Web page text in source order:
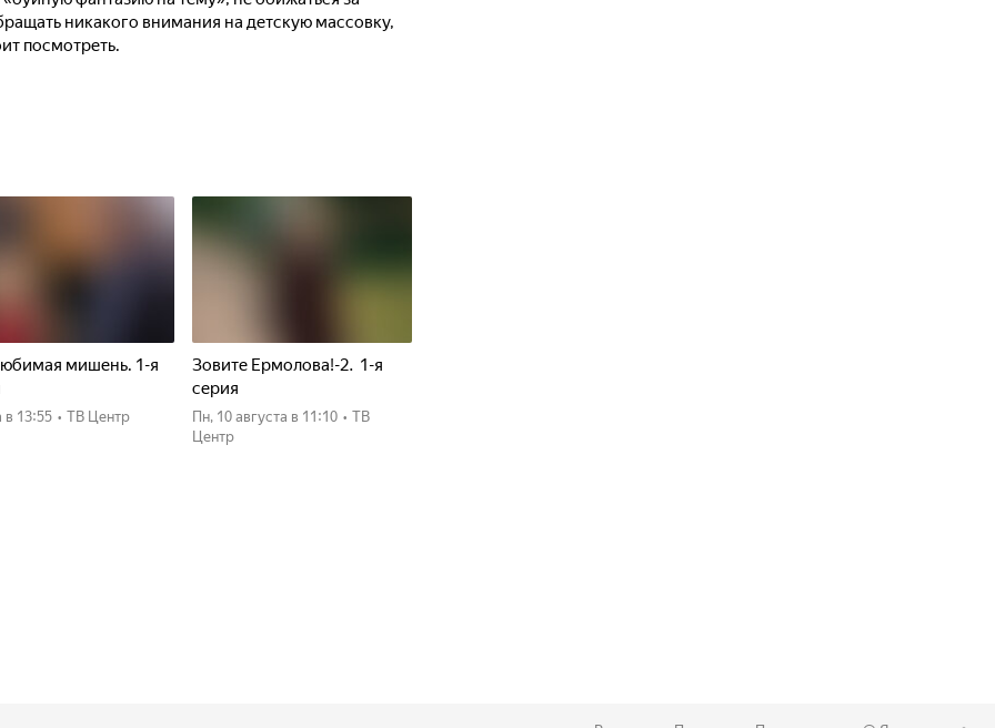
никакого внимания на детскую массовку,
посмотреть.
мишень. 1-я
в 13:55 • ТВ Центр
Зовите Ермолова!-2. 1-я
серия
пн, 10 августа в 11:10 • ТВ
Центр